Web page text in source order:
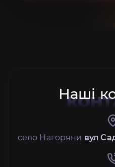
Наші
село Нагоряни вул